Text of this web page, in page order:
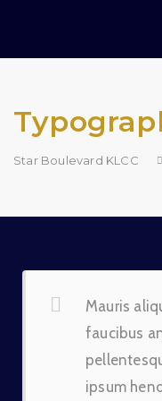
Star Boulevard KLCC
Mauris
faucibus
ipsum